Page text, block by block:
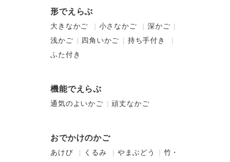
形でえらぶ
大きなかご 小さなかご
深かご
浅かご
四角いかご
持ち手付き
ふた付き
機能でえらぶ
通気のよいかご 頑丈なかご
おでかけのかご
あけび くるみ やまぶどう
竹・